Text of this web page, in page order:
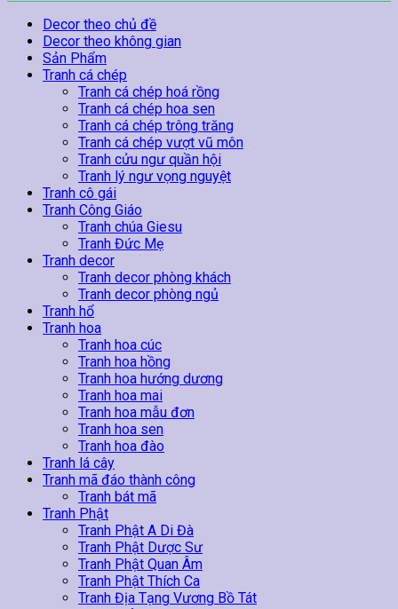
Treo
Tường
76
số
lượng
Decor theo chủ đề
Decor theo không gian
Sản Phẩm
Tranh cá chép
Tranh cá chép hoá rồng
Tranh cá chép hoa sen
Tranh cá chép trông trăng
Tranh cá chép vượt vũ môn
Tranh cửu ngư quần hội
Tranh lý ngư vọng nguyệt
Tranh cô gái
Tranh Công Giáo
Tranh chúa Giesu
Tranh Đức Mẹ
Tranh decor
Tranh decor phòng khách
Tranh decor phòng ngủ
Tranh hổ
Tranh hoa
Tranh hoa cúc
Tranh hoa hồng
Tranh hoa hướng dương
Tranh hoa mai
Tranh hoa mẫu đơn
Tranh hoa sen
Tranh hoa đào
Tranh lá cây
Tranh mã đáo thành công
Tranh bát mã
Tranh Phật
Tranh Phật A Di Đà
Tranh Phật Dược Sư
Tranh Phật Quan Âm
Tranh Phật Thích Ca
Tranh Địa Tạng Vương Bồ Tát